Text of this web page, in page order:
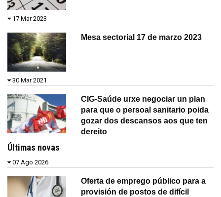
17 Mar 2023
Mesa sectorial 17 de marzo 2023
30 Mar 2021
CIG-Saúde urxe negociar un plan
para que o persoal sanitario poida
gozar dos descansos aos que ten
dereito
Últimas novas
07 Ago 2026
Oferta de emprego público para a
provisión de postos de difícil